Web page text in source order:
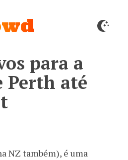
para a
Perth até
NZ também), é uma